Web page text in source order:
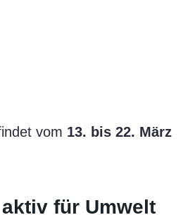
vom 13. bis 22. März
für Umwelt